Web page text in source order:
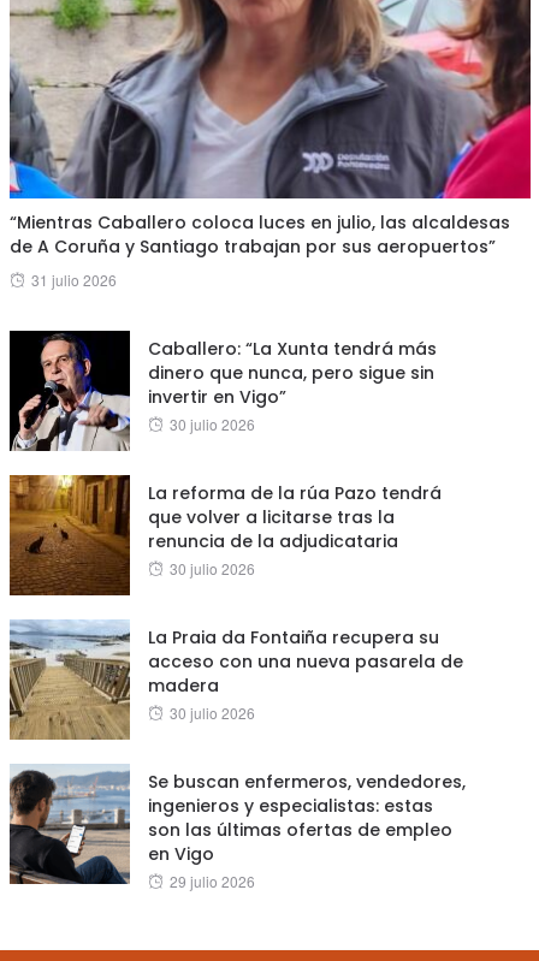
“Mientras Caballero coloca luces en julio, las alcaldesas
de A Coruña y Santiago trabajan por sus aeropuertos”
Posted
31 julio 2026
Caballero: “La Xunta tendrá más
dinero que nunca, pero sigue sin
invertir en Vigo”
Posted
30 julio 2026
La reforma de la rúa Pazo tendrá
que volver a licitarse tras la
renuncia de la adjudicataria
Posted
30 julio 2026
La Praia da Fontaiña recupera su
acceso con una nueva pasarela de
madera
Posted
30 julio 2026
Se buscan enfermeros, vendedores,
ingenieros y especialistas: estas
son las últimas ofertas de empleo
en Vigo
Posted
29 julio 2026